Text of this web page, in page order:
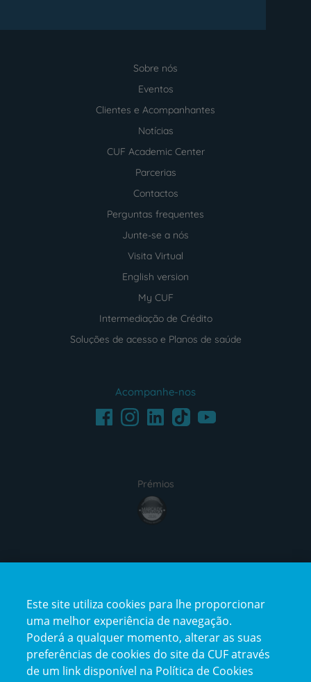
Sobre nós
Eventos
Clientes e Acompanhantes
Notícias
CUF Academic Center
Parcerias
Contactos
Perguntas frequentes
Junte-se a nós
Visita Virtual
English version
My CUF
Intermediação de Crédito
Soluções de acesso e Planos de saúde
Acompanhe-nos
FacebookInstagramLinkedInTikTokYoutube
Prémios
award4
certification2certification3
Este site utiliza cookies para lhe proporcionar
uma melhor experiência de navegação.
Poderá a qualquer momento, alterar as suas
preferências de cookies do site da CUF através
de um link disponível na Política de Cookies